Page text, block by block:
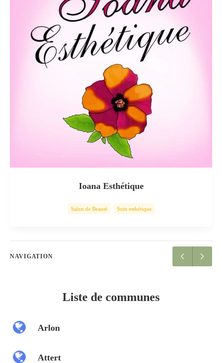
Ioana Esthétique
Salon de Beauté Soin esthétique
NAVIGATION
Liste de communes
Arlon
Attert